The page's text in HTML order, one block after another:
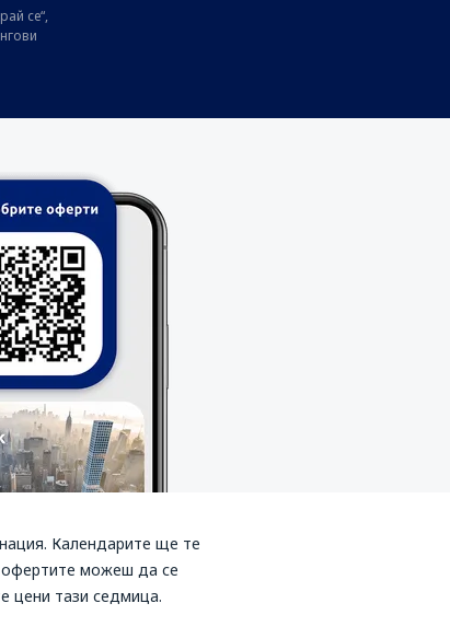
се“,
Календарите ще те
офертите можеш да се
цени тази седмица.